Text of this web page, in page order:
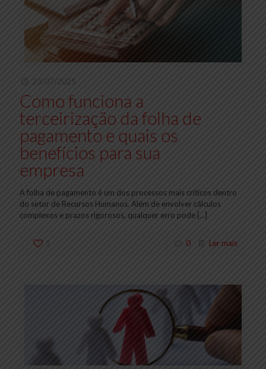
23/07/2025
Como funciona a
terceirização da folha de
pagamento e quais os
benefícios para sua
empresa
A folha de pagamento é um dos processos mais críticos dentro
do setor de Recursos Humanos. Além de envolver cálculos
complexos e prazos rigorosos, qualquer erro pode […]
1 0 Ler mais